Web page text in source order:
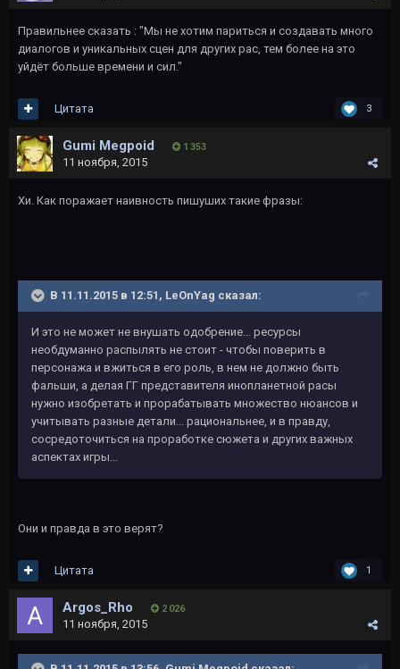
Правильнее сказать : "Мы не хотим париться и создавать много
диалогов и уникальных сцен для других рас, тем более на это
уйдёт больше времени и сил."
3
Цитата
Gumi Megpoid 1 353
11 ноября, 2015
Хи. Как поражает наивность пишуших такие фразы:
В 11.11.2015 в 12:51, LeOnYag сказал:
И это не может не внушать одобрение... ресурсы
необдуманно распылять не стоит - чтобы поверить в
персонажа и вжиться в его роль, в нем не должно быть
фальши, а делая ГГ представителя инопланетной расы
нужно изобретать и прорабатывать множество нюансов и
учитывать разные детали... рациональнее, и в правду,
сосредоточиться на проработке сюжета и других важных
аспектах игры...
Они и правда в это верят?
1
Цитата
Argos_Rho 2 026
11 ноября, 2015